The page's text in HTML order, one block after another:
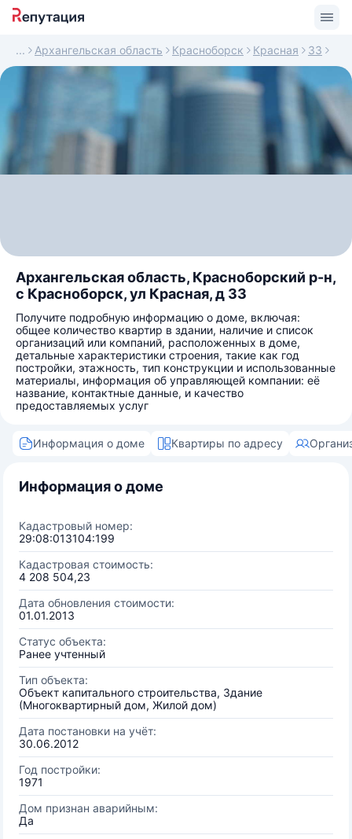
Архангельская область Красноборск Красная 33
Архангельская область, Красноборский р-н,
с Красноборск, ул Красная, д 33
Получите подробную информацию о доме, включая:
общее количество квартир в здании, наличие и список
организаций или компаний, расположенных в доме,
детальные характеристики строения, такие как год
постройки, этажность, тип конструкции и использованные
материалы, информация об управляющей компании: её
название, контактные данные, и качество
предоставляемых услуг
Информация о доме Квартиры по адресу
Информация о доме
Кадастровый номер:
29:08:013104:199
Кадастровая стоимость:
4 208 504,23
Дата обновления стоимости:
01.01.2013
Статус объекта:
Ранее учтенный
Тип объекта:
Объект капитального строительства, Здание
(Многоквартирный дом, Жилой дом)
Дата постановки на учёт:
30.06.2012
Год постройки:
1971
Дом признан аварийным:
Да